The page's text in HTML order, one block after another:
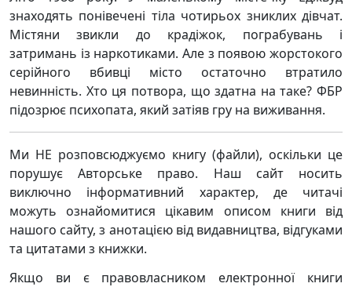
знаходять понівечені тіла чотирьох зниклих дівчат.
Містяни звикли до крадіжок, пограбувань і
затримань із наркотиками. Але з появою жорстокого
серійного вбивці місто остаточно втратило
невинність. Хто ця потвора, що здатна на таке? ФБР
підозрює психопата, який затіяв гру на виживання.
Ми НЕ розповсюджуємо книгу (файли), оскільки це
порушує Авторське право. Наш сайт носить
виключно інформативний характер, де читачі
можуть ознайомитися цікавим описом книги від
нашого сайту, з анотацією від видавництва, відгуками
та цитатами з книжки.
Якщо ви є правовласником електронної книги